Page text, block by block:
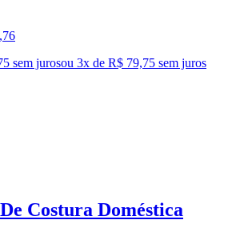
,76
sem jurosou 3x de R$ 79,75 sem juros
Costura Doméstica